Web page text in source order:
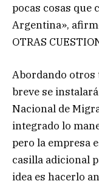
pocas cosas que
Argentina»,
OTRAS
Abordando otros
breve se
Nacional de
integrado lo
pero la empresa
casilla adicional
idea es hacerlo